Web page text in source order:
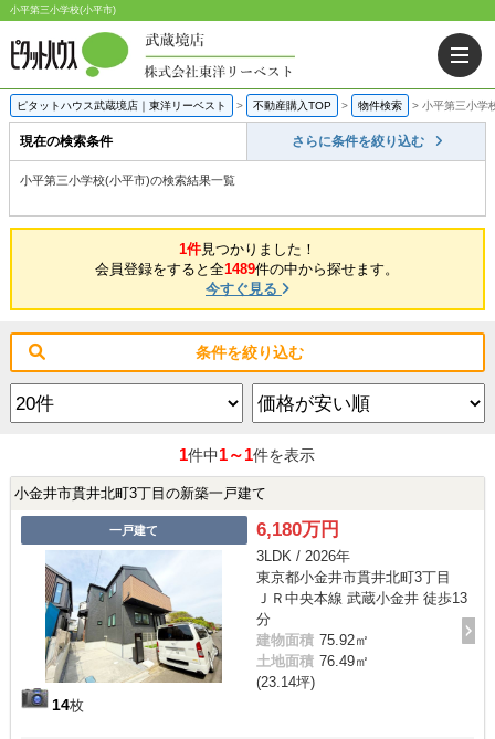
小平第三小学校(小平市)
ピタットハウス武蔵境店｜東洋リーベスト > 不動産購入TOP > 物件検索 > 小平第三小学
現在の検索条件 さらに条件を絞り込む
小平第三小学校(小平市)の検索結果一覧
1件見つかりました！
会員登録をすると全1489件の中から探せます。
今すぐ見る
条件を絞り込む
1件中1～1件を表示
小金井市貫井北町3丁目の新築一戸建て
一戸建て
14枚
6,180万円
3LDK / 2026年
東京都小金井市貫井北町3丁目
ＪＲ中央本線 武蔵小金井 徒歩13
分
建物面積 75.92㎡
土地面積 76.49㎡
(23.14坪)